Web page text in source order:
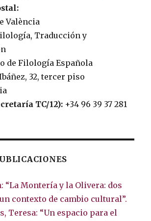
València
Traducción y
de Filología Española
32, tercer piso
TC/12): +34 96 39 37 281
“La Montería y la Olivera: dos
contexto de cambio cultural”.
Teresa: “Un espacio para el